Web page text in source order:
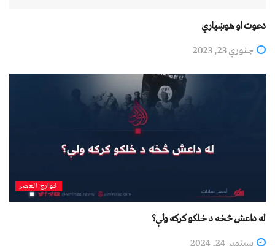
دعوت او هوښیاري
جنوري 23, 2023
خوارج العصر
له داعش څخه د خلکو کرکه ولې؟